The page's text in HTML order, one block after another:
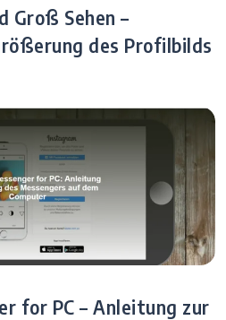
Groß Sehen –
des Profilbilds
for PC – Anleitung zur